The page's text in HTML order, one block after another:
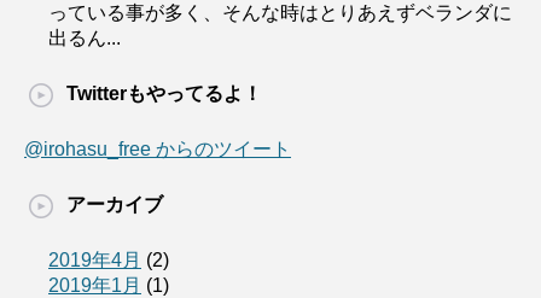
っている事が多く、そんな時はとりあえずベランダに
出るん...
Twitterもやってるよ！
@irohasu_free からのツイート
アーカイブ
2019年4月 (2)
2019年1月 (1)